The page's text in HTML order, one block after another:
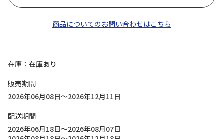
商品についてのお問い合わせはこちら
在庫
在庫あり
販売期間
2026年06月08日～2026年12月11日
配送期間
2026年06月18日～2026年08月07日